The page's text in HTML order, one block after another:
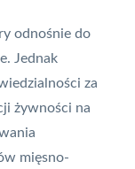
odnośnie do
Jednak
za
żywności na
mięsno-